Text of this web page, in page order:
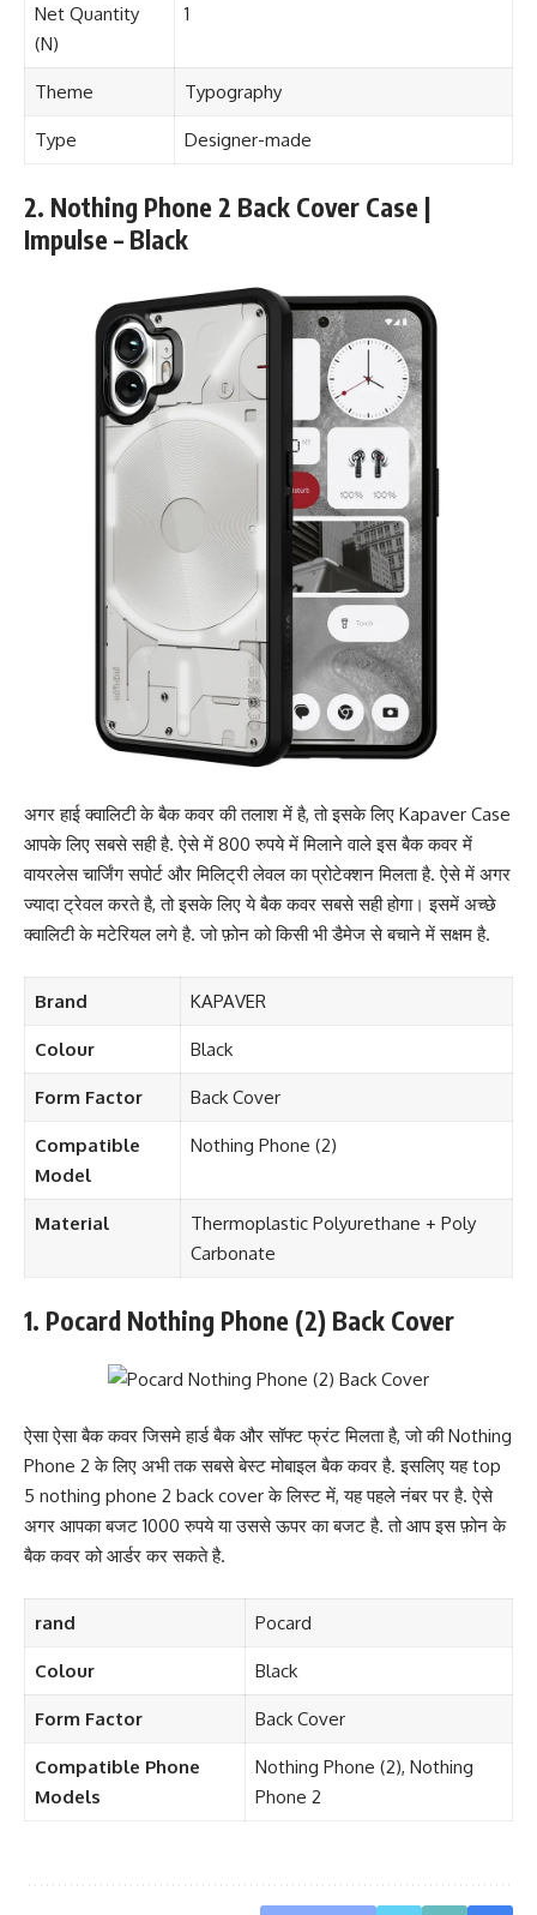
Net Quantity
(N)
1
Theme Typography
Type Designer-made
2. Nothing Phone 2 Back Cover Case |
Impulse – Black
अगर हाई क्वालिटी के बैक कवर की तलाश में है, तो इसके लिए Kapaver Case
आपके लिए सबसे सही है. ऐसे में 800 रुपये में मिलाने वाले इस बैक कवर में
वायरलेस चार्जिंग सपोर्ट और मिलिट्री लेवल का प्रोटेक्शन मिलता है. ऐसे में अगर
ज्यादा ट्रेवल करते है, तो इसके लिए ये बैक कवर सबसे सही होगा। इसमें अच्छे
क्वालिटी के मटेरियल लगे है. जो फ़ोन को किसी भी डैमेज से बचाने में सक्षम है.
Brand KAPAVER
Colour Black
Form Factor Back Cover
Compatible
Model
Nothing Phone (2)
Material
Thermoplastic Polyurethane + Poly
Carbonate
1. Pocard Nothing Phone (2) Back Cover
ऐसा ऐसा बैक कवर जिसमे हार्ड बैक और सॉफ्ट फ्रंट मिलता है, जो की Nothing
Phone 2 के लिए अभी तक सबसे बेस्ट मोबाइल बैक कवर है. इसलिए यह top
5 nothing phone 2 back cover के लिस्ट में, यह पहले नंबर पर है. ऐसे
अगर आपका बजट 1000 रुपये या उससे ऊपर का बजट है. तो आप इस फ़ोन के
बैक कवर को आर्डर कर सकते है.
rand Pocard
Colour Black
Form Factor Back Cover
Compatible Phone
Models
Nothing Phone (2), Nothing
Phone 2